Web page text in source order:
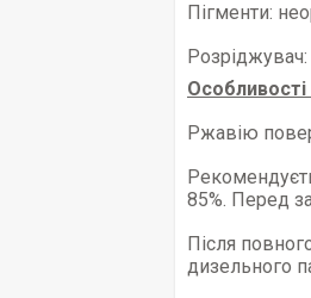
Пігменти:
Розріджувач:
Ржавію
85%. Перед
Після
дизельного